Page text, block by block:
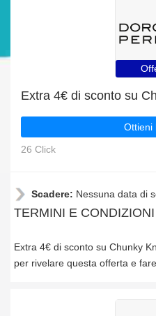
Ottieni
26 Click
Scadere: Nessuna data di
TERMINI E CONDIZIONI
Extra 4€ di sconto su Chunky
per rivelare questa offerta e